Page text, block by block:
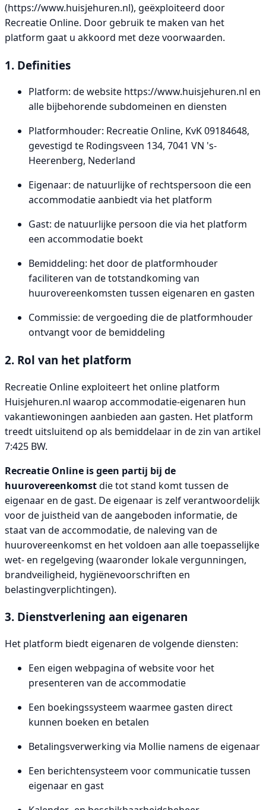
(https://www.huisjehuren.nl), geëxploiteerd door
Recreatie Online. Door gebruik te maken van het
platform gaat u akkoord met deze voorwaarden.
1. Definities
Platform: de website https://www.huisjehuren.nl en
alle bijbehorende subdomeinen en diensten
Platformhouder: Recreatie Online, KvK 09184648,
gevestigd te Rodingsveen 134, 7041 VN 's-
Heerenberg, Nederland
Eigenaar: de natuurlijke of rechtspersoon die een
accommodatie aanbiedt via het platform
Gast: de natuurlijke persoon die via het platform
een accommodatie boekt
Bemiddeling: het door de platformhouder
faciliteren van de totstandkoming van
huurovereenkomsten tussen eigenaren en gasten
Commissie: de vergoeding die de platformhouder
ontvangt voor de bemiddeling
2. Rol van het platform
Recreatie Online exploiteert het online platform
Huisjehuren.nl waarop accommodatie-eigenaren hun
vakantiewoningen aanbieden aan gasten. Het platform
treedt uitsluitend op als bemiddelaar in de zin van artikel
7:425 BW.
Recreatie Online is geen partij bij de
huurovereenkomstdie tot stand komt tussen de
eigenaar en de gast. De eigenaar is zelf verantwoordelijk
voor de juistheid van de aangeboden informatie, de
staat van de accommodatie, de naleving van de
huurovereenkomst en het voldoen aan alle toepasselijke
wet- en regelgeving (waaronder lokale vergunningen,
brandveiligheid, hygiënevoorschriften en
belastingverplichtingen).
3. Dienstverlening aan eigenaren
Het platform biedt eigenaren de volgende diensten:
Een eigen webpagina of website voor het
presenteren van de accommodatie
Een boekingssysteem waarmee gasten direct
kunnen boeken en betalen
Betalingsverwerking via Mollie namens de eigenaar
Een berichtensysteem voor communicatie tussen
eigenaar en gast